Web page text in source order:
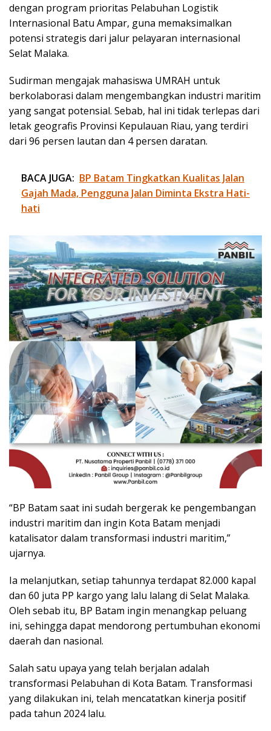
dengan program prioritas Pelabuhan Logistik
Internasional Batu Ampar, guna memaksimalkan
potensi strategis dari jalur pelayaran internasional
Selat Malaka.
Sudirman mengajak mahasiswa UMRAH untuk
berkolaborasi dalam mengembangkan industri maritim
yang sangat potensial. Sebab, hal ini tidak terlepas dari
letak geografis Provinsi Kepulauan Riau, yang terdiri
dari 96 persen lautan dan 4 persen daratan.
BACA JUGA: BP Batam Tingkatkan Kualitas Jalan
Gajah Mada, Pengguna Jalan Diminta Ekstra Hati-
hati
“BP Batam saat ini sudah bergerak ke pengembangan
industri maritim dan ingin Kota Batam menjadi
katalisator dalam transformasi industri maritim,”
ujarnya.
Ia melanjutkan, setiap tahunnya terdapat 82.000 kapal
dan 60 juta PP kargo yang lalu lalang di Selat Malaka.
Oleh sebab itu, BP Batam ingin menangkap peluang
ini, sehingga dapat mendorong pertumbuhan ekonomi
daerah dan nasional.
Salah satu upaya yang telah berjalan adalah
transformasi Pelabuhan di Kota Batam. Transformasi
yang dilakukan ini, telah mencatatkan kinerja positif
pada tahun 2024 lalu.